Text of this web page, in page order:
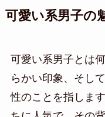
可愛い系男子の
可愛い系男子とは
らかい印象、そし
性のことを指しま